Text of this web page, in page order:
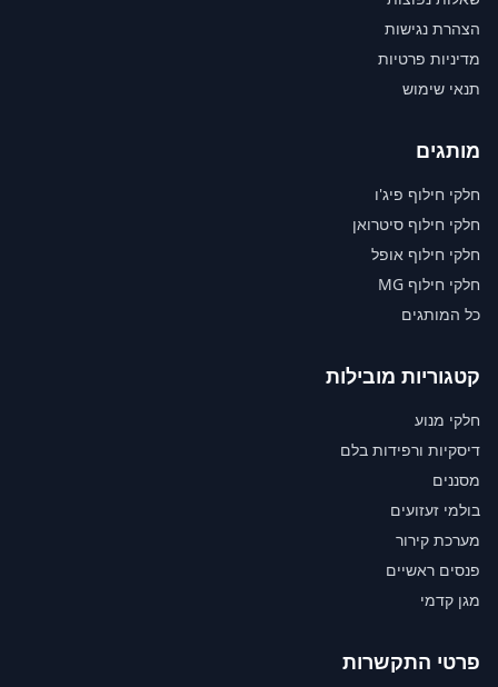
הצהרת נגישות
מדיניות פרטיות
תנאי שימוש
מותגים
חלקי חילוף פיג'ו
חלקי חילוף סיטרואן
חלקי חילוף אופל
חלקי חילוף MG
כל המותגים
קטגוריות מובילות
חלקי מנוע
דיסקיות ורפידות בלם
מסננים
בולמי זעזועים
מערכת קירור
פנסים ראשיים
מגן קדמי
פרטי התקשרות